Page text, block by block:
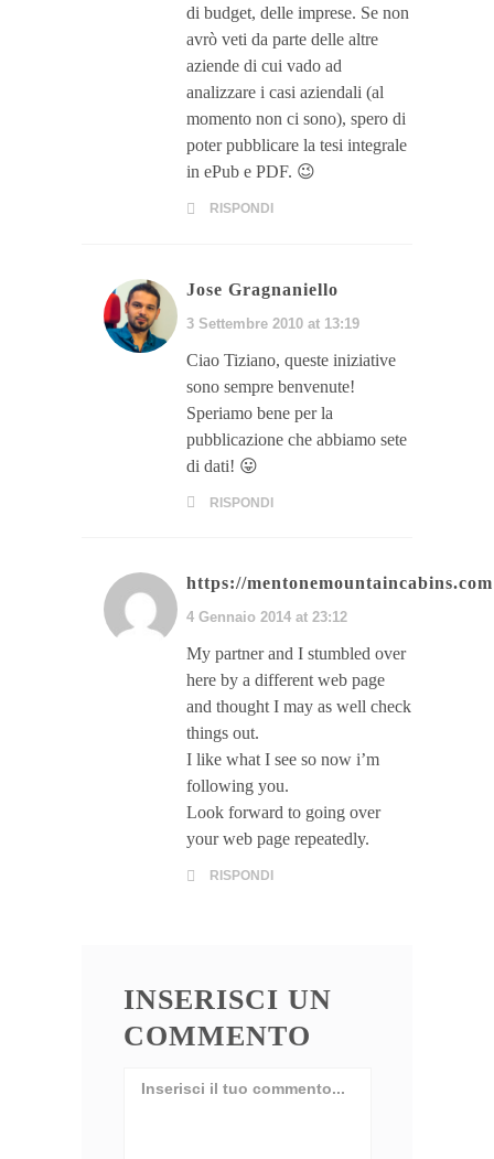
di budget, delle imprese. Se non
avrò veti da parte delle altre
aziende di cui vado ad
analizzare i casi aziendali (al
momento non ci sono), spero di
poter pubblicare la tesi integrale
in ePub e PDF. 😉
RISPONDI
Jose Gragnaniello
3 Settembre 2010 at 13:19
Ciao Tiziano, queste iniziative
sono sempre benvenute!
Speriamo bene per la
pubblicazione che abbiamo sete
di dati! 😛
RISPONDI
https://mentonemountaincabins.com
4 Gennaio 2014 at 23:12
My partner and I stumbled over
here by a different web page
and thought I may as well check
things out.
I like what I see so now i’m
following you.
Look forward to going over
your web page repeatedly.
RISPONDI
INSERISCI UN
COMMENTO